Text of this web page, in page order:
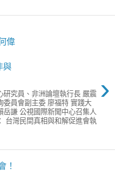
偉
與
›
研究員、非洲論壇執行長 嚴震
委員會副主委 廖福特 實踐大
岳謙 公視國際新聞中心召集人
台灣民間真相與和解促進會執
！